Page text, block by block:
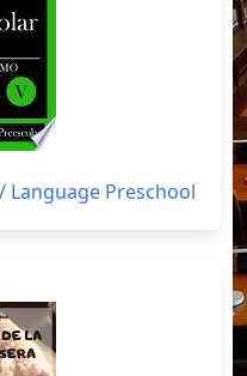
Language Preschool